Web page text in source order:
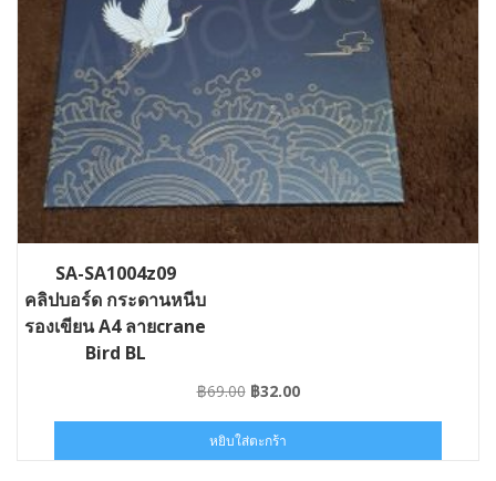
SA-SA1004z09
คลิปบอร์ด กระดานหนีบ
รองเขียน A4 ลายcrane
Bird BL
฿69.00 Original
was:
฿69.00.
฿32.00Current
฿32.00.
หยิบใส่ตะกร้า